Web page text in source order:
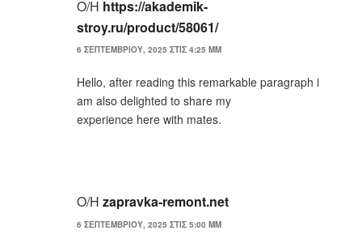
Ο/Η https://akademik-
stroy.ru/product/58061/
6 ΣΕΠΤΕΜΒΡΊΟΥ, 2025 ΣΤΙΣ 4:25 ΜΜ
Hello, after reading this remarkable paragraph i
am also delighted to share my
experience here with mates.
Ο/Η zapravka-remont.net
6 ΣΕΠΤΕΜΒΡΊΟΥ, 2025 ΣΤΙΣ 5:00 ΜΜ